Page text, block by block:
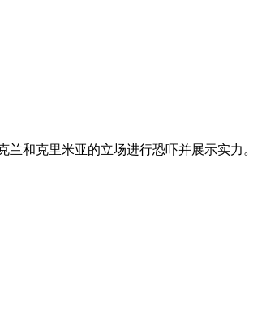
和克里米亚的立场进行恐吓并展示实力。